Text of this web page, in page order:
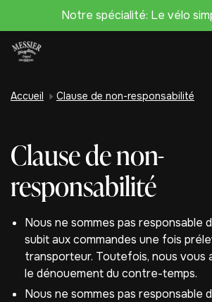
Notre spécialité: Le vélo
Accueil Clause de non-responsabilité
Clause de non-
responsabilité
Nous ne sommes pas responsable
subit aux commandes une fois
transporteur. Toutefois, nous vous
le dénouement du contre-temps.
Nous ne sommes pas responsable